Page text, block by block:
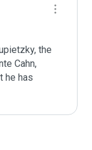
the
Cahn,
he has